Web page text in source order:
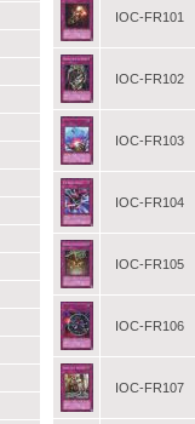
IOC-FR101
IOC-FR102
IOC-FR103
IOC-FR104
IOC-FR105
IOC-FR106
IOC-FR107